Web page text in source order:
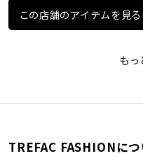
この店舗のアイテムを見る
もっ
TREFAC FASHIONにつ